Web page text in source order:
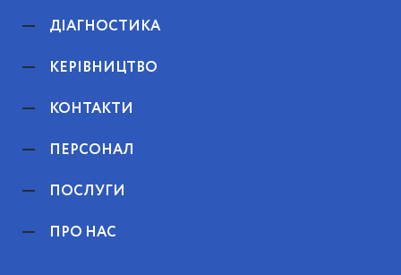
ДІАГНОСТИКА
КЕРІВНИЦТВО
КОНТАКТИ
ПЕРСОНАЛ
ПОСЛУГИ
ПРО НАС